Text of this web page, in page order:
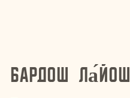
Бардош Ла́йош